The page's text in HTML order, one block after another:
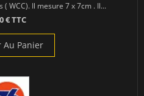
( WCC). Il mesure 7 x 7cm . Il...
€ TTC
Au Panier